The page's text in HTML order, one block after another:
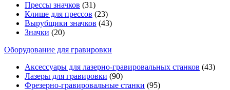
Прессы значков (31)
Клише для прессов (23)
Вырубщики значков (43)
Значки (20)
Оборудование для гравировки
Аксессуары для лазерно-гравировальных станков (43)
Лазеры для гравировки (90)
Фрезерно-гравировальные станки (95)